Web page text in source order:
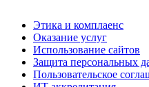
Этика и комплаенс
Оказание услуг
Использование сайтов
Защита персональных
Пользовательское